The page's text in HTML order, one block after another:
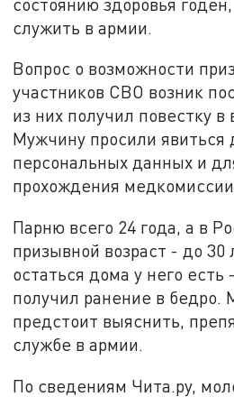
служить в армии.
Вопрос о возможности
участников СВО возник
из них получил повестку в
Мужчину просили явиться
персональных данных и
прохождения
Парню всего 24 года, а в
призывной возраст - до 30
остаться дома у него есть
получил ранение в
предстоит выяснить,
службе в армии.
По сведениям Чита.ру,